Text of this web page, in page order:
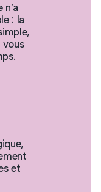
: la
vous
et